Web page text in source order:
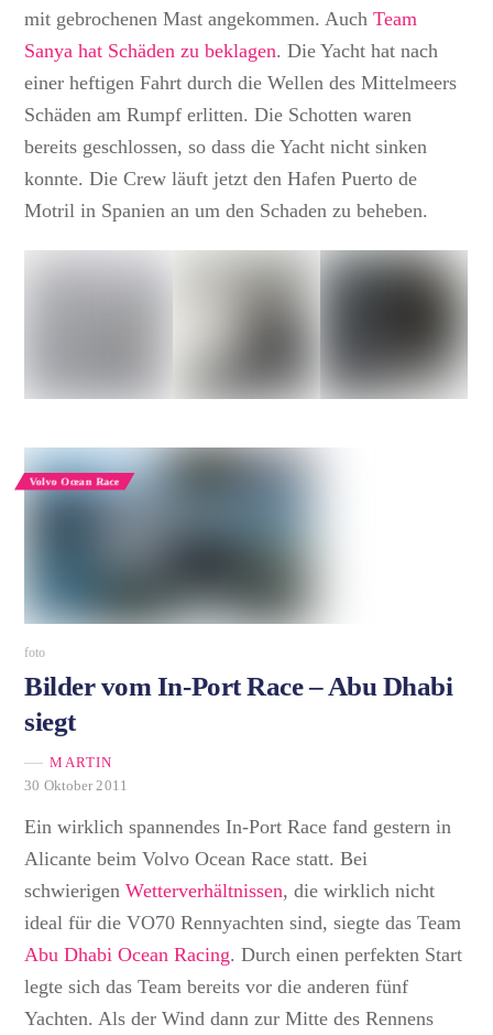
mit gebrochenen Mast angekommen. AuchTeam
Sanya hat Schäden zu beklagen. Die Yacht hat nach
einer heftigen Fahrt durch die Wellen des Mittelmeers
Schäden am Rumpf erlitten. Die Schotten waren
bereits geschlossen, so dass die Yacht nicht sinken
konnte. Die Crew läuft jetzt den Hafen Puerto de
Motril in Spanien an um den Schaden zu beheben.
Volvo Ocean Race
foto
Bilder vom In-Port Race – Abu Dhabi
siegt
MARTIN
30 Oktober 2011
Ein wirklich spannendes In-Port Race fand gestern in
Alicante beim Volvo Ocean Race statt. Bei
schwierigenWetterverhältnissen, die wirklich nicht
ideal für die VO70 Rennyachten sind, siegte das Team
Abu Dhabi Ocean Racing. Durch einen perfekten Start
legte sich das Team bereits vor die anderen fünf
Yachten. Als der Wind dann zur Mitte des Rennens